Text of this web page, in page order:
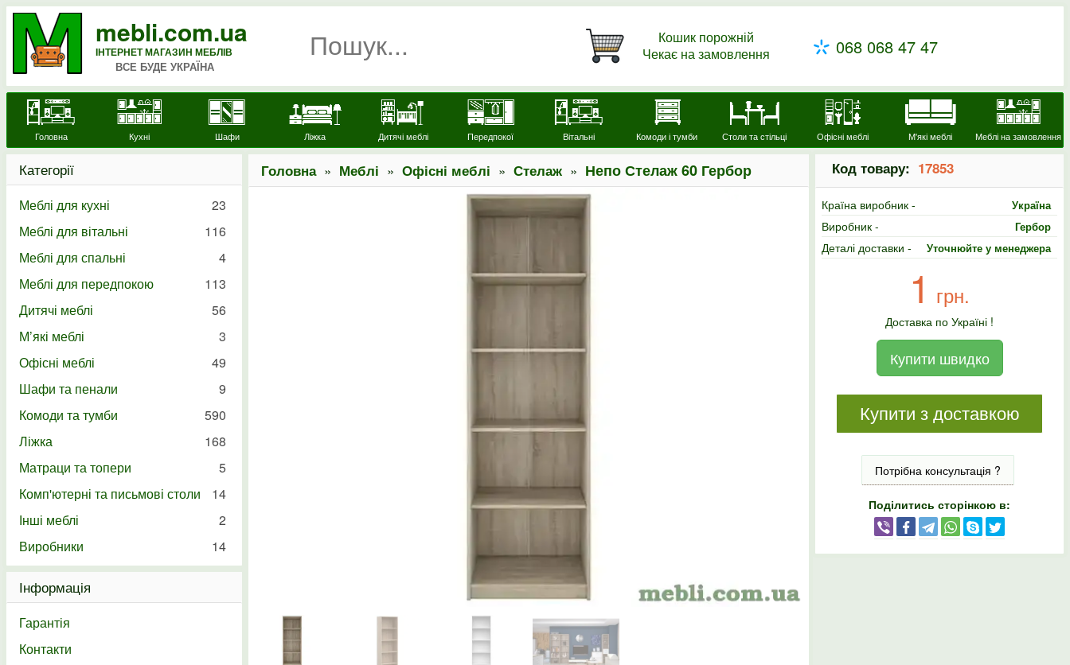
Кошик порожній
Чекає на замовлення
068 068 47 47
mebli.com.ua
ІНТЕРНЕТ МАГАЗИН МЕБЛІВ
ВСЕ БУДЕ УКРАЇНА
Головна Кухні Шафи Ліжка Дитячі меблі Передпокої Вітальні Комоди і тумби Столи та стільці Офісні меблі М'які меблі Меблі на замовлення
Головна» Меблі » Офісні меблі » Стелаж » Непо Стелаж 60 Гербор Код товару: 17853
Країна виробник - Україна
Виробник - Гербор
Деталі доставки - Уточнюйте у менеджера
1 грн.
Доставка по Україні !
Купити швидко
Купити з доставкою
Потрібна консультація ?
Поділитись сторінкою в:
Категорії
Меблі для кухні
23
Меблі для вітальні
116
Меблі для спальні
4
Меблі для передпокою
113
Дитячі меблі
56
М’які меблі
3
Офісні меблі
49
Шафи та пенали
9
Комоди та тумби
590
Ліжка
168
Матраци та топери
5
Комп'ютерні та письмові столи
14
Інші меблі
2
Виробники
14
Інформація
Гарантія
Контакти